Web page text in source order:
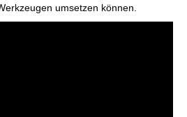
umsetzen können.